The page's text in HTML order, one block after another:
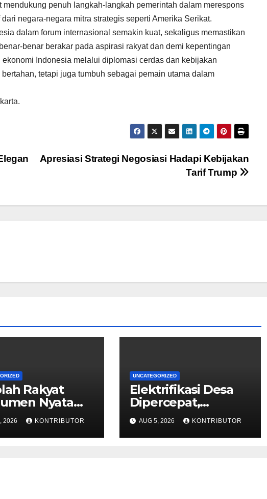
penuh langkah-langkah pemerintah dalam merespons
negara-negara mitra strategis seperti Amerika Serikat.
dalam forum internasional semakin kuat, sekaligus memastikan
benar berakar pada aspirasi rakyat dan demi kepentingan
Indonesia melalui diplomasi cerdas dan kebijakan
tetapi juga tumbuh sebagai pemain utama dalam
Apresiasi Strategi Negosiasi Hadapi Kebijakan
Tarif Trump
Rakyat
Nyata
2026 KONTRIBUTOR
UNCATEGORIZED
Elektrifikasi Desa
Dipercepat,
Pemerintah Dorong
Ketahanan Energi
dan Kesejahteraan
AUG 5, 2026 KONTRIBUTOR